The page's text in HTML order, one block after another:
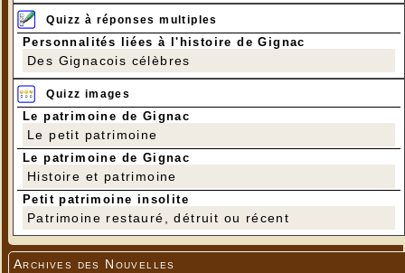
Quizz à réponses multiples
Personnalités liées à l'histoire de Gignac
Des Gignacois célèbres
Quizz images
Le patrimoine de Gignac
Le petit patrimoine
Le patrimoine de Gignac
Histoire et patrimoine
Petit patrimoine insolite
Patrimoine restauré, détruit ou récent
Archives des Nouvelles